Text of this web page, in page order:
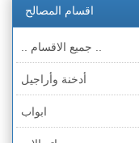
الضفة » رام الله والبيره
الضفة » أريحا
الضفة » الخليل
الضفة » بيت لحم
اقسام المصالح
أدخنة وأراجيل
ابواب